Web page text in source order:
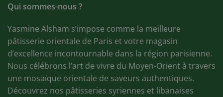
Qui sommes-nous ?
Yasmine Alsham s’impose comme la meilleure
pâtisserie orientale de Paris et votre magasin
d’excellence incontournable dans la région parisienne.
Nous célébrons l’art de vivre du Moyen-Orient à travers
une mosaïque orientale de saveurs authentiques.
Découvrez nos pâtisseries syriennes et libanaises